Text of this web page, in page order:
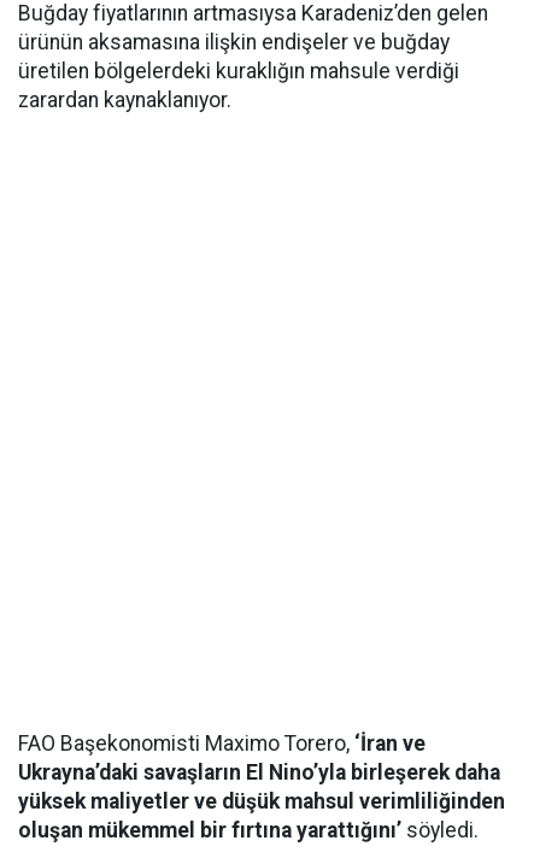
Buğday fiyatlarının artmasıysa Karadeniz’den gelen
ürünün aksamasına ilişkin endişeler ve buğday
üretilen bölgelerdeki kuraklığın mahsule verdiği
zarardan kaynaklanıyor.
FAO Başekonomisti Maximo Torero, ‘İran ve
Ukrayna’daki savaşların El Nino’yla birleşerek daha
yüksek maliyetler ve düşük mahsul verimliliğinden
oluşan mükemmel bir fırtına yarattığını’ söyledi.